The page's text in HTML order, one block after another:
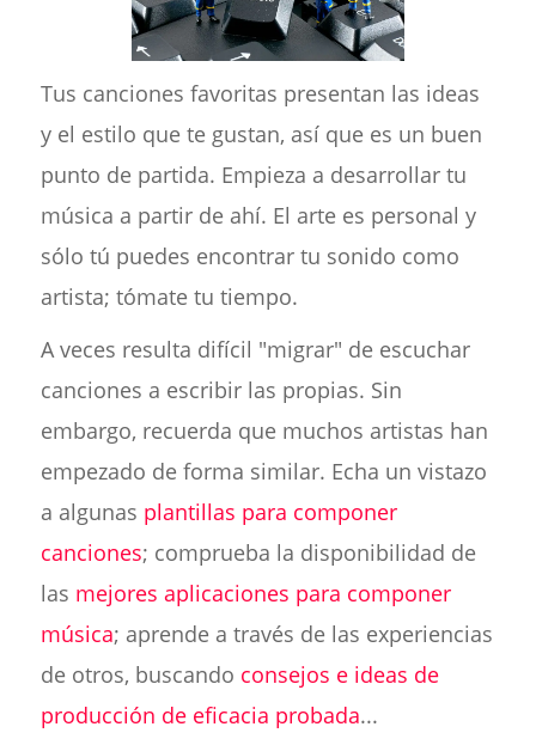
Tus canciones favoritas presentan las ideas
y el estilo que te gustan, así que es un buen
punto de partida. Empieza a desarrollar tu
música a partir de ahí. El arte es personal y
sólo tú puedes encontrar tu sonido como
artista; tómate tu tiempo.
A veces resulta difícil "migrar" de escuchar
canciones a escribir las propias. Sin
embargo, recuerda que muchos artistas han
empezado de forma similar. Echa un vistazo
a algunas plantillas para componer
canciones; comprueba la disponibilidad de
las mejores aplicaciones para componer
música; aprende a través de las experiencias
de otros, buscando consejos e ideas de
producción de eficacia probada...